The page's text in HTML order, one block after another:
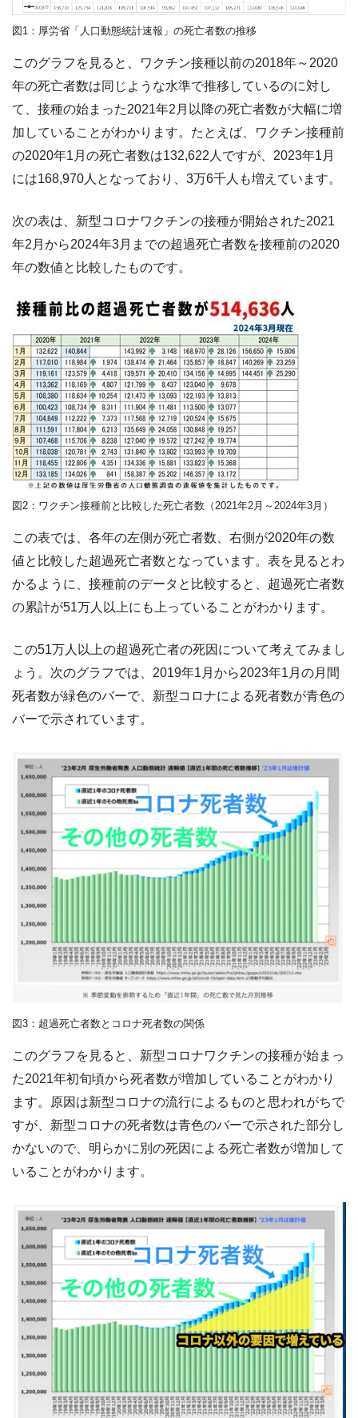
図1：厚労省「人口動態統計速報」の死亡者数の推移
このグラフを見ると、ワクチン接種以前の2018年～2020
年の死亡者数は同じような水準で推移しているのに対し
て、接種の始まった2021年2月以降の死亡者数が大幅に増
加していることがわかります。たとえば、ワクチン接種前
の2020年1月の死亡者数は132,622人ですが、2023年1月
には168,970人となっており、3万6千人も増えています。
次の表は、新型コロナワクチンの接種が開始された2021
年2月から2024年3月までの超過死亡者数を接種前の2020
年の数値と比較したものです。
図2：ワクチン接種前と比較した死亡者数（2021年2月～2024年3月）
この表では、各年の左側が死亡者数、右側が2020年の数
値と比較した超過死亡者数となっています。表を見るとわ
かるように、接種前のデータと比較すると、超過死亡者数
の累計が51万人以上にも上っていることがわかります。
この51万人以上の超過死亡者の死因について考えてみまし
ょう。次のグラフでは、2019年1月から2023年1月の月間
死者数が緑色のバーで、新型コロナによる死者数が青色の
バーで示されています。
図3：超過死亡者数とコロナ死者数の関係
このグラフを見ると、新型コロナワクチンの接種が始まっ
た2021年初旬頃から死者数が増加していることがわかり
ます。原因は新型コロナの流行によるものと思われがちで
すが、新型コロナの死者数は青色のバーで示された部分し
かないので、明らかに別の死因による死亡者数が増加して
いることがわかります。